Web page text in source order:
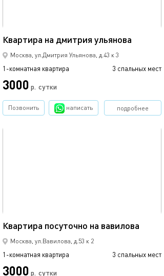
Квартира на дмитрия ульянова
Москва, ул.Дмитрия Ульянова, д.43 к 3
1-комнатная квартира 3 спальных мест
3000 р. сутки
подробнее
Позвонить написать
Квартира посуточно на вавилова
Москва, ул.Вавилова, д.53 к 2
1-комнатная квартира 3 спальных мест
3000 р. сутки